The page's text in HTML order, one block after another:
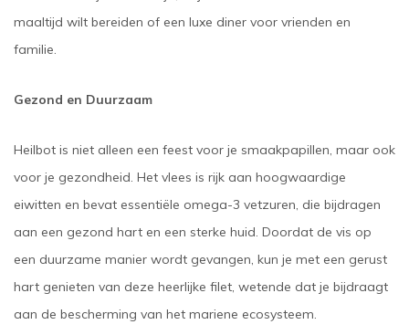
maaltijd wilt bereiden of een luxe diner voor vrienden en
familie.
Gezond en Duurzaam
Heilbot is niet alleen een feest voor je smaakpapillen, maar ook
voor je gezondheid. Het vlees is rijk aan hoogwaardige
eiwitten en bevat essentiële omega-3 vetzuren, die bijdragen
aan een gezond hart en een sterke huid. Doordat de vis op
een duurzame manier wordt gevangen, kun je met een gerust
hart genieten van deze heerlijke filet, wetende dat je bijdraagt
aan de bescherming van het mariene ecosysteem.